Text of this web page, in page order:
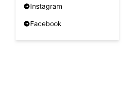
Instagram
Facebook